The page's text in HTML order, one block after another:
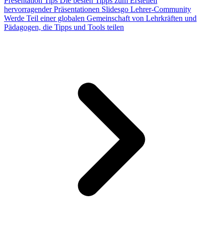
hervorragender Präsentationen Slidesgo Lehrer-Community
Werde Teil einer globalen Gemeinschaft von Lehrkräften und
Pädagogen, die Tipps und Tools teilen